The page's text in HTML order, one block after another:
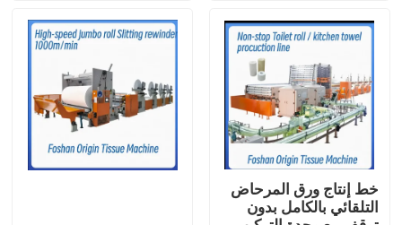
جولة في المصنع
خط إنتاج ورق المرحاض
التلقائي بالكامل بدون